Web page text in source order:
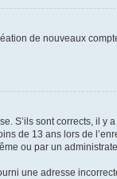
de nouveaux
S’ils sont corrects, il y
de 13 ans lors de
ou par un
une adresse